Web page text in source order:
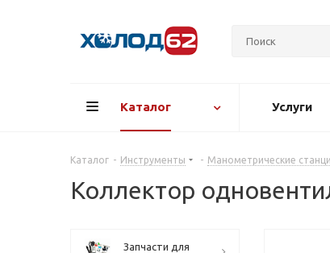
Каталог Услуги
Каталог - Инструменты - Манометрические
Коллектор
Запчасти для